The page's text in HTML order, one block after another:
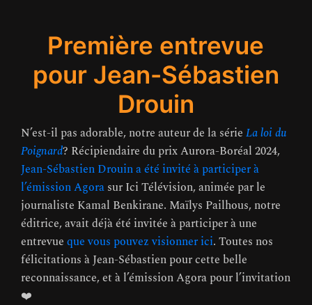
Première entrevue
pour Jean-Sébastien
Drouin
N’est-il pas adorable, notre auteur de la série La loi du
Poignard? Récipiendaire du prix Aurora-Boréal 2024,
Jean-Sébastien Drouin a été invité à participer à
l’émission Agora sur Ici Télévision, animée par le
journaliste Kamal Benkirane. Maïlys Pailhous, notre
éditrice, avait déjà été invitée à participer à une
entrevue que vous pouvez visionner ici. Toutes nos
félicitations à Jean-Sébastien pour cette belle
reconnaissance, et à l’émission Agora pour l’invitation
❤️